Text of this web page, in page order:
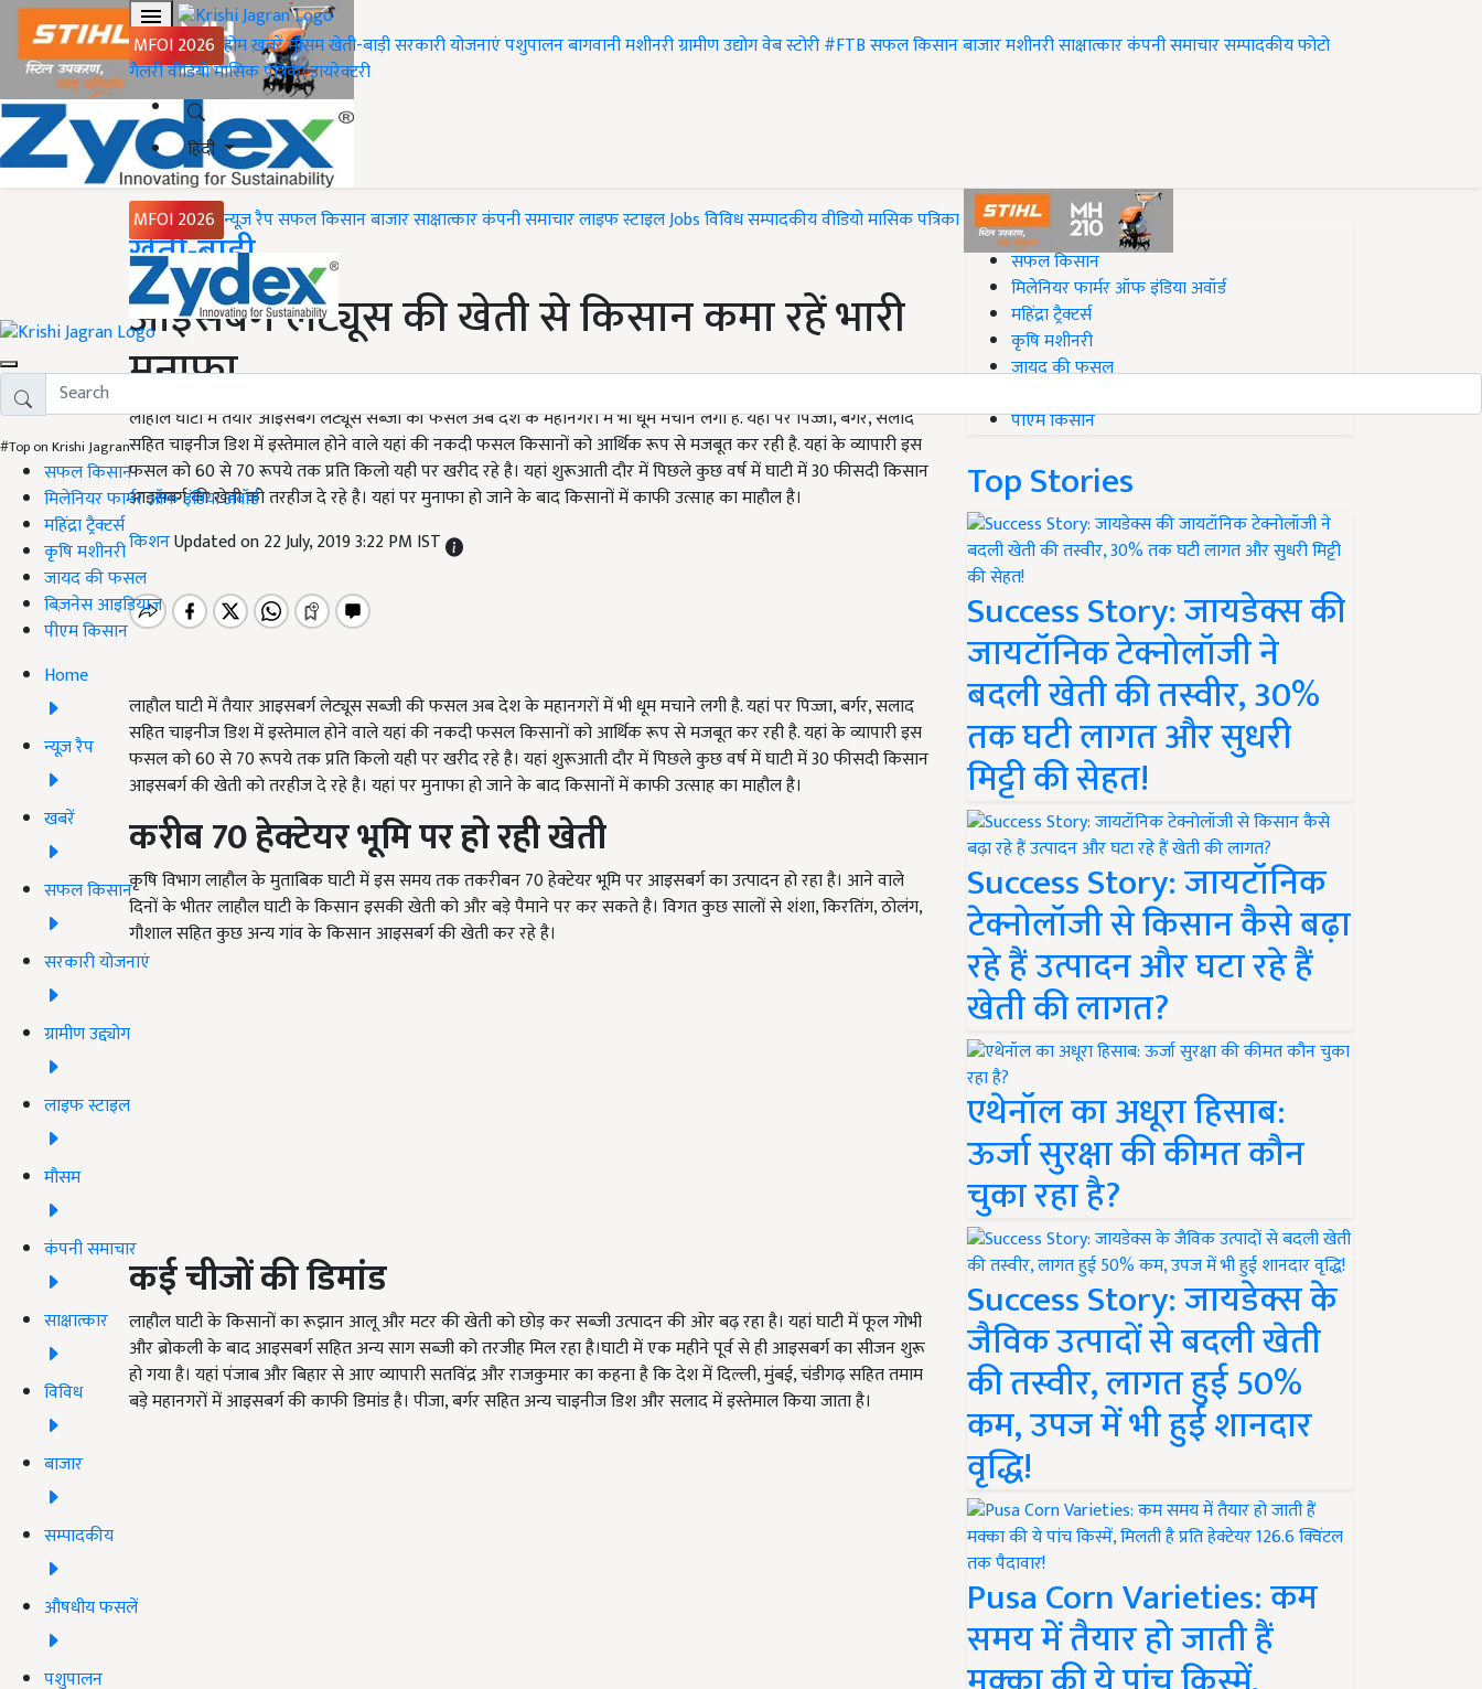
MFOI 2026 होमख़बरेंमौसमखेती-बाड़ीसरकारी योजनाएंपशुपालनबागवानीमशीनरीग्रामीण उद्योगवेब स्टोरी#FTBसफल किसानबाजारमशीनरीसाक्षात्कारकंपनी समाचारसम्पादकीयफोटो
गैलरीवीडियोमासिक पत्रिकाडायरेक्टरी
हिंदी
MFOI 2026 न्यूज़ रैपसफल किसानबाजारसाक्षात्कारकंपनी समाचारलाइफ स्टाइलJobsविविधसम्पादकीयवीडियोमासिक पत्रिका
#Top on Krishi Jagran
सफल किसान
मिलेनियर फार्मर ऑफ इंडिया अवॉर्ड
महिंद्रा ट्रैक्टर्स
कृषि मशीनरी
जायद की फसल
बिज़नेस आइडियाज
पीएम किसान
Home
न्यूज़ रैप
खबरें
सफल किसान
सरकारी योजनाएं
ग्रामीण उद्द्योग
लाइफ स्टाइल
मौसम
कंपनी समाचार
साक्षात्कार
विविध
बाजार
सम्पादकीय
औषधीय फसलें
पशुपालन
Home
खेती-बाड़ी
आइसबर्ग लेट्यूस की खेती से किसान कमा रहें भारी
मुनाफा
लाहौल घाटी में तैयार आइसबर्ग लेट्यूस सब्जी की फसल अब देश के महानगरों में भी धूम मचाने लगी है. यहां पर पिज्जा, बर्गर, सलाद
सहित चाइनीज डिश में इस्तेमाल होने वाले यहां की नकदी फसल किसानों को आर्थिक रूप से मजबूत कर रही है. यहां के व्यापारी इस
फसल को 60 से 70 रूपये तक प्रति किलो यही पर खरीद रहे है। यहां शुरूआती दौर में पिछले कुछ वर्ष में घाटी में 30 फीसदी किसान
आइसबर्ग की खेती को तरहीज दे रहे है। यहां पर मुनाफा हो जाने के बाद किसानों में काफी उत्साह का माहौल है।
किशनUpdated on 22 July, 2019 3:22 PM IST
लाहौल घाटी में तैयार आइसबर्ग लेट्यूस सब्जी की फसल अब देश के महानगरों में भी धूम मचाने लगी है. यहां पर पिज्जा, बर्गर, सलाद
सहित चाइनीज डिश में इस्तेमाल होने वाले यहां की नकदी फसल किसानों को आर्थिक रूप से मजबूत कर रही है. यहां के व्यापारी इस
फसल को 60 से 70 रूपये तक प्रति किलो यही पर खरीद रहे है। यहां शुरूआती दौर में पिछले कुछ वर्ष में घाटी में 30 फीसदी किसान
आइसबर्ग की खेती को तरहीज दे रहे है। यहां पर मुनाफा हो जाने के बाद किसानों में काफी उत्साह का माहौल है।
करीब 70 हेक्टेयर भूमि पर हो रही खेती
कृषि विभाग लाहौल के मुताबिक घाटी में इस समय तक तकरीबन 70 हेक्टेयर भूमि पर आइसबर्ग का उत्पादन हो रहा है। आने वाले
दिनों के भीतर लाहौल घाटी के किसान इसकी खेती को और बड़े पैमाने पर कर सकते है। विगत कुछ सालों से शंशा, किरतिंग, ठोलंग,
गौशाल सहित कुछ अन्य गांव के किसान आइसबर्ग की खेती कर रहे है।
कई चीजों की डिमांड
लाहौल घाटी के किसानों का रूझान आलू और मटर की खेती को छोड़ कर सब्जी उत्पादन की ओर बढ़ रहा है। यहां घाटी में फूल गोभी
और ब्रोकली के बाद आइसबर्ग सहित अन्य साग सब्जी को तरजीह मिल रहा है।घाटी में एक महीने पूर्व से ही आइसबर्ग का सीजन शुरू
हो गया है। यहां पंजाब और बिहार से आए व्यापारी सतविंद्र और राजकुमार का कहना है कि देश में दिल्ली, मुंबई, चंडीगढ़ सहित तमाम
बड़े महानगरों में आइसबर्ग की काफी डिमांड है। पीजा, बर्गर सहित अन्य चाइनीज डिश और सलाद में इस्तेमाल किया जाता है।
#Top on Krishi Jagran
सफल किसान
मिलेनियर फार्मर ऑफ इंडिया अवॉर्ड
महिंद्रा ट्रैक्टर्स
कृषि मशीनरी
जायद की फसल
पीएम किसान
Top Stories
Success Story: जायडेक्स की
जायटॉनिक टेक्नोलॉजी ने
बदली खेती की तस्वीर, 30%
तक घटी लागत और सुधरी
मिट्टी की सेहत!
Success Story: जायटॉनिक
टेक्नोलॉजी से किसान कैसे बढ़ा
रहे हैं उत्पादन और घटा रहे हैं
खेती की लागत?
एथेनॉल का अधूरा हिसाब:
ऊर्जा सुरक्षा की कीमत कौन
चुका रहा है?
Success Story: जायडेक्स के
जैविक उत्पादों से बदली खेती
की तस्वीर, लागत हुई 50%
कम, उपज में भी हुई शानदार
वृद्धि!
Pusa Corn Varieties: कम
समय में तैयार हो जाती हैं